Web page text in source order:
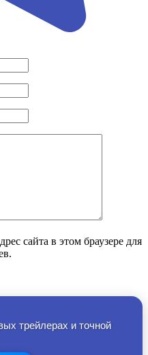
сайта в этом браузере для
трейлерах и точной